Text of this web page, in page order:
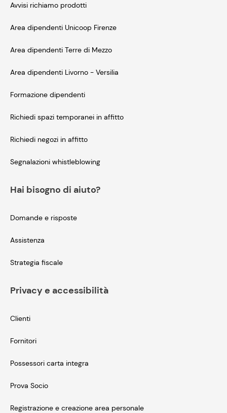
Avvisi richiamo prodotti
Area dipendenti Unicoop Firenze
Area dipendenti Terre di Mezzo
Area dipendenti Livorno - Versilia
Formazione dipendenti
Richiedi spazi temporanei in affitto
Richiedi negozi in affitto
Segnalazioni whistleblowing
Hai bisogno di aiuto?
Domande e risposte
Assistenza
Strategia fiscale
Privacy e accessibilità
Clienti
Fornitori
Possessori carta integra
Prova Socio
Registrazione e creazione area personale